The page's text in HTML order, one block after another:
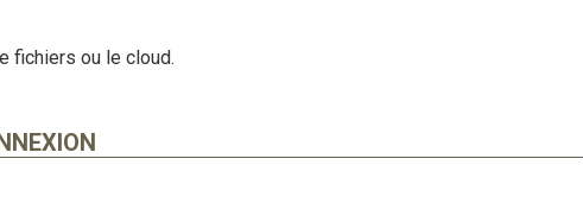
fichiers ou le cloud.